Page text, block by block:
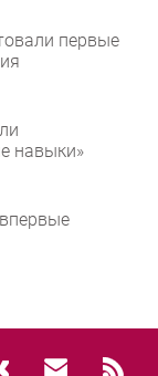
первые
навыки»